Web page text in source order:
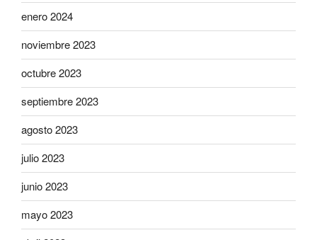
enero 2024
noviembre 2023
octubre 2023
septiembre 2023
agosto 2023
julio 2023
junio 2023
mayo 2023